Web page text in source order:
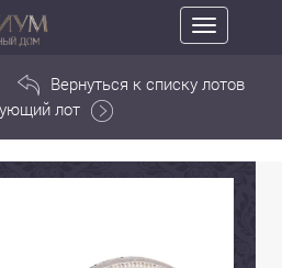
Toggle
navigation
Вернуться к списку лотов
лот